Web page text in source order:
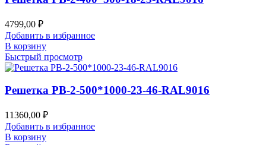
4799,00 ₽
Добавить в избранное
В корзину
Быстрый просмотр
Решетка РВ-2-500*1000-23-46-RAL9016
11360,00 ₽
Добавить в избранное
В корзину